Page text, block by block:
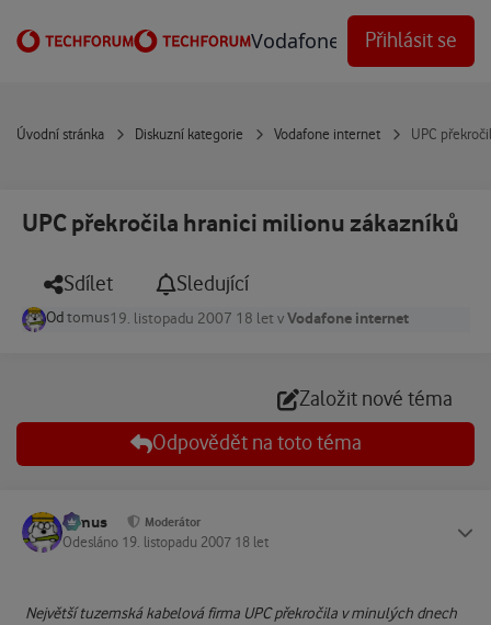
Vodafone Techforum
Přihlásit se
Úvodní stránka Diskuzní kategorie Vodafone internet UPC
UPC překročila hranici milionu zákazníků
Sdílet Sledující
Odtomus19. listopadu 2007 18 let vVodafone internet
Založit nové téma
Odpovědět na toto téma
tomus Moderátor
Odesláno 19. listopadu 2007 18 let
Největší tuzemská kabelová firma UPC překročila v minulých dnech